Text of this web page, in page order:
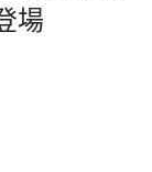
場